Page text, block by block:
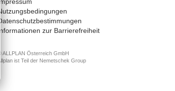
Nutzungsbedingungen
Datenschutzbestimmungen
Informationen zur Barrierefreiheit
© ALLPLAN Österreich GmbH
Allplan ist Teil der Nemetschek Group